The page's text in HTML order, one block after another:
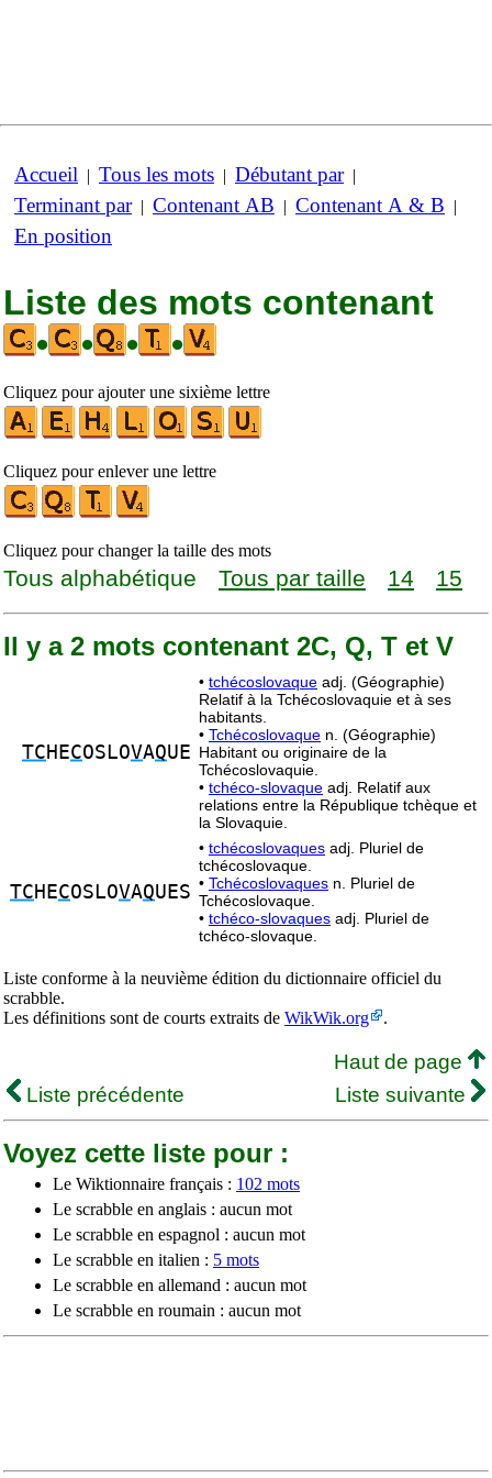
Accueil | Tous les mots | Débutant par|
Terminant par| Contenant AB | Contenant A & B |
En position
Liste des mots contenant
•
• • •
Cliquez pour ajouter une sixième lettre
Cliquez pour enlever une lettre
Cliquez pour changer la taille des mots
Tous alphabétique Tous par taille 14 15
Il y a 2 mots contenant 2C, Q, T et V
TC HECOSLOVAQUE
• tchécoslovaque adj. (Géographie)
Relatif à la Tchécoslovaquie et à ses
habitants.
• Tchécoslovaque n. (Géographie)
Habitant ou originaire de la
Tchécoslovaquie.
• tchéco-slovaque adj. Relatif aux
relations entre la République tchèque et
la Slovaquie.
TC HECOSLOVAQUES
• tchécoslovaques adj. Pluriel de
tchécoslovaque.
• Tchécoslovaques n. Pluriel de
Tchécoslovaque.
• tchéco-slovaques adj. Pluriel de
tchéco-slovaque.
Liste conforme à la neuvième édition du dictionnaire officiel du
scrabble.
Les définitions sont de courts extraits de WikWik.org .
Haut de page
Liste précédente
Liste suivante
Voyez cette liste pour :
Le Wiktionnaire français : 102 mots
Le scrabble en anglais : aucun mot
Le scrabble en espagnol : aucun mot
Le scrabble en italien : 5 mots
Le scrabble en allemand : aucun mot
Le scrabble en roumain : aucun mot